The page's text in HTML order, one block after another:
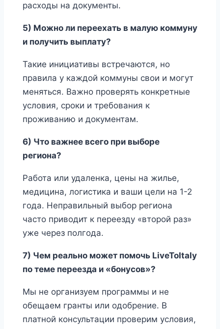
расходы на документы.
5) Можно ли переехать в малую коммуну
и получить выплату?
Такие инициативы встречаются, но
правила у каждой коммуны свои и могут
меняться. Важно проверять конкретные
условия, сроки и требования к
проживанию и документам.
6) Что важнее всего при выборе
региона?
Работа или удаленка, цены на жилье,
медицина, логистика и ваши цели на 1-2
года. Неправильный выбор региона
часто приводит к переезду «второй раз»
уже через полгода.
7) Чем реально может помочь LiveToItaly
по теме переезда и «бонусов»?
Мы не организуем программы и не
обещаем гранты или одобрение. В
платной консультации проверим условия,